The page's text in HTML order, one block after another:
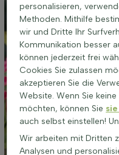
personalisieren,
Methoden. Mithilfe
wir und Dritte Ihr
Kommunikation besser
können jederzeit frei
Cookies Sie zulassen
akzeptieren Sie die
Website. Wenn Sie
möchten, können Sie
auch selbst einstellen!
Wir arbeiten mit Dritten
Analysen und